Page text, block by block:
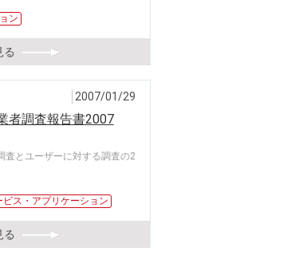
ン
る
2007/01/29
者調査報告書2007
査とユーザーに対する調査の2
ビス・アプリケーション
る